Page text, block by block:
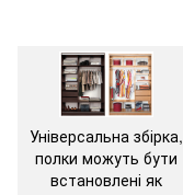
Універсальна збірка,
полки можуть бути
встановлені як